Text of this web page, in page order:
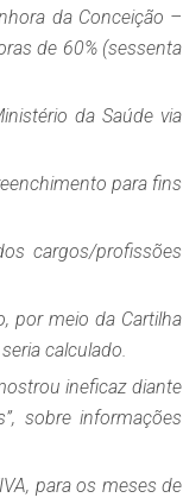
da Conceição –
de 60% (sessenta
da Saúde via
para fins
cargos/profissões
por meio da Cartilha
calculado.
ineficaz diante
sobre informações
para os meses de